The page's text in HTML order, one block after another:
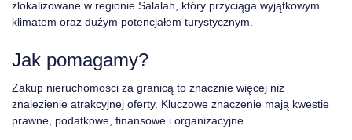
zlokalizowane w regionie Salalah, który przyciąga wyjątkowym
klimatem oraz dużym potencjałem turystycznym.
Jak pomagamy?
Zakup nieruchomości za granicą to znacznie więcej niż
znalezienie atrakcyjnej oferty. Kluczowe znaczenie mają kwestie
prawne, podatkowe, finansowe i organizacyjne.